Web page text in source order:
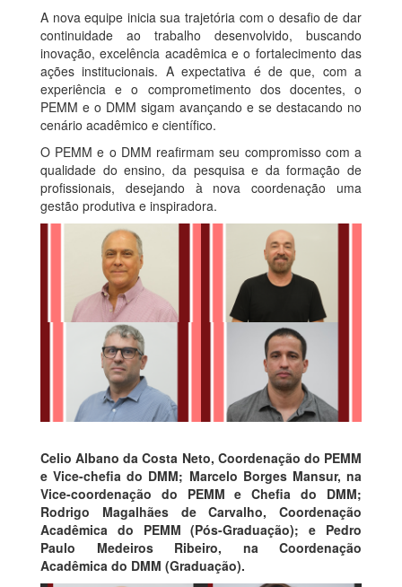
A nova equipe inicia sua trajetória com o desafio de dar
continuidade ao trabalho desenvolvido, buscando
inovação, excelência acadêmica e o fortalecimento das
ações institucionais. A expectativa é de que, com a
experiência e o comprometimento dos docentes, o
PEMM e o DMM sigam avançando e se destacando no
cenário acadêmico e científico.
O PEMM e o DMM reafirmam seu compromisso com a
qualidade do ensino, da pesquisa e da formação de
profissionais, desejando à nova coordenação uma
gestão produtiva e inspiradora.
Celio Albano da Costa Neto, Coordenação do PEMM
e Vice-chefia do DMM; Marcelo Borges Mansur, na
Vice-coordenação do PEMM e Chefia do DMM;
Rodrigo Magalhães de Carvalho, Coordenação
Acadêmica do PEMM (Pós-Graduação); e Pedro
Paulo Medeiros Ribeiro, na Coordenação
Acadêmica do DMM (Graduação).